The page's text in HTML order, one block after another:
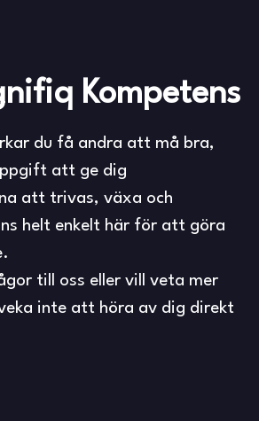
Kompetens
du få andra att må bra,
att ge dig
att trivas, växa och
helt enkelt här för att göra
till oss eller vill veta mer
inte att höra av dig direkt